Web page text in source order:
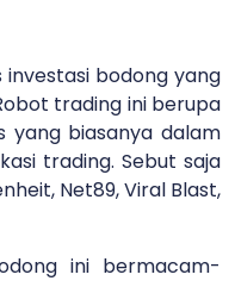
investasi bodong yang
trading ini berupa
yang biasanya dalam
trading. Sebut saja
Net89, Viral Blast,
ini bermacam-